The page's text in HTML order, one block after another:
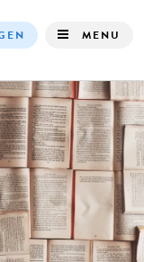
navigation
MENU